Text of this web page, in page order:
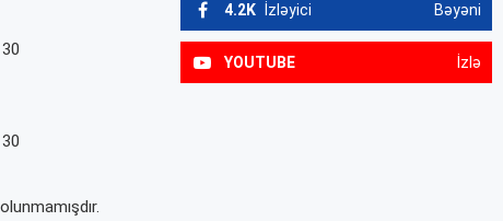
30
30
4.2K İzləyici Bəyəni
YOUTUBE İzlə